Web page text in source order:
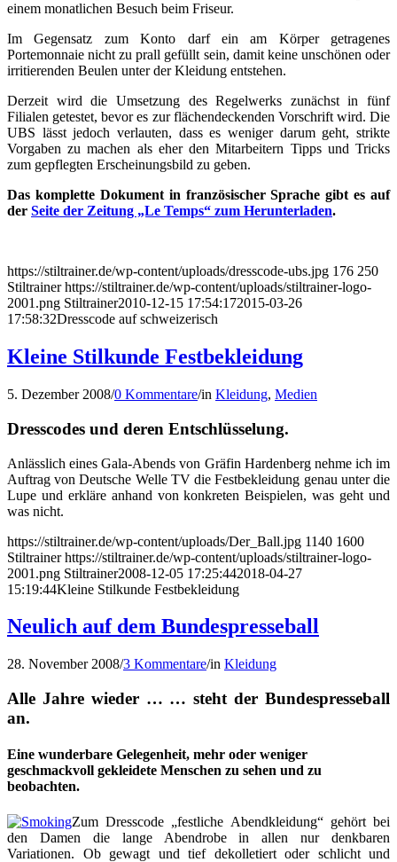
einem monatlichen Besuch beim Friseur.
Im Gegensatz zum Konto darf ein am Körper getragenes
Portemonnaie nicht zu prall gefüllt sein, damit keine unschönen oder
irritierenden Beulen unter der Kleidung entstehen.
Derzeit wird die Umsetzung des Regelwerks zunächst in fünf
Filialen getestet, bevor es zur flächendeckenden Vorschrift wird. Die
UBS lässt jedoch verlauten, dass es weniger darum geht, strikte
Vorgaben zu machen als eher den Mitarbeitern Tipps und Tricks
zum gepflegten Erscheinungsbild zu geben.
Das komplette Dokument in französischer Sprache gibt es auf
der Seite der Zeitung „Le Temps“ zum Herunterladen.
https://stiltrainer.de/wp-content/uploads/dresscode-ubs.jpg 176 250
Stiltrainer https://stiltrainer.de/wp-content/uploads/stiltrainer-logo-
2001.png Stiltrainer2010-12-15 17:54:172015-03-26
17:58:32Dresscode auf schweizerisch
Kleine Stilkunde Festbekleidung
5. Dezember 2008/0 Kommentare/in Kleidung, Medien
Dresscodes und deren Entschlüsselung.
Anlässlich eines Gala-Abends von Gräfin Hardenberg nehme ich im
Auftrag von Deutsche Welle TV die Festbekleidung genau unter die
Lupe und erkläre anhand von konkreten Beispielen, was geht und
was nicht.
https://stiltrainer.de/wp-content/uploads/Der_Ball.jpg 1140 1600
Stiltrainer https://stiltrainer.de/wp-content/uploads/stiltrainer-logo-
2001.png Stiltrainer2008-12-05 17:25:442018-04-27
15:19:44Kleine Stilkunde Festbekleidung
Neulich auf dem Bundespresseball
28. November 2008/3 Kommentare/in Kleidung
Alle Jahre wieder … … steht der Bundespresseball
an.
Eine wunderbare Gelegenheit, mehr oder weniger
geschmackvoll gekleidete Menschen zu sehen und zu
beobachten.
Zum Dresscode „festliche Abendkleidung“ gehört bei
den Damen die lange Abendrobe in allen nur denkbaren
Variationen. Ob gewagt und tief dekolletiert oder schlicht und